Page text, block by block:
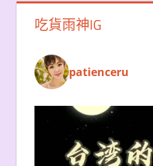
吃貨雨神IG
patienceru